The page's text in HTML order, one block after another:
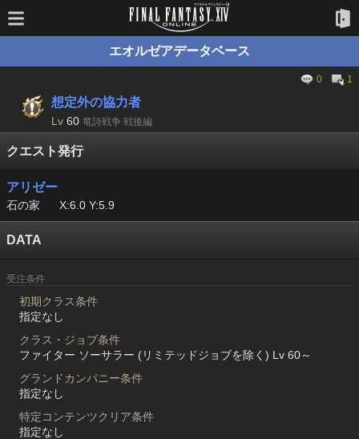
エオルゼアデータベース
0 1
想定外の協力者
Lv 60 竜詩戦争 戦後編
クエスト発行
アリゼー
石の家 X:6.0 Y:5.9
DATA
受注条件
初期クラス条件
指定なし
クラス・ジョブ条件
ファイター ソーサラー (リミテッドジョブを除く) Lv 60～
グランドカンパニー条件
指定なし
特定コンテンツクリア条件
指定なし